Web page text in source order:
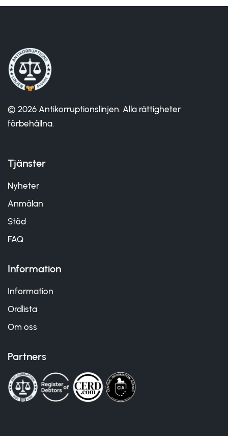
© 2026 Antikorruptionslinjen. Alla rättigheter
förbehållna.
Tjänster
Nyheter
Anmälan
Stöd
FAQ
Information
Information
Ordlista
Om oss
Partners